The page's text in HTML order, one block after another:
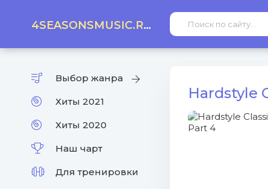
4SEASONSMUSIC.RU
Выбор жанра
Хиты 2021
Хиты 2020
Наш чарт
Для тренировки
Hardstyle